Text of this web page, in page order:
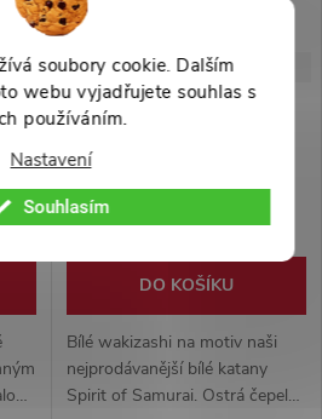
soubory cookie. Dalším
webu vyjadřujete souhlas s
používáním.
Nastavení
Souhlasím
Kč -43%
Ostré wakizashi "SPIRIT OF
SAMURAI"
2 299 Kč
Skladem
DO KOŠÍKU
Bílé wakizashi na motiv naši
nejprodávanější bílé katany
Spirit of Samurai. Ostrá čepel